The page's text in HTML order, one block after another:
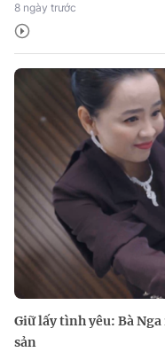
8 ngày trước
Giữ lấy tình yêu: Bà
sản